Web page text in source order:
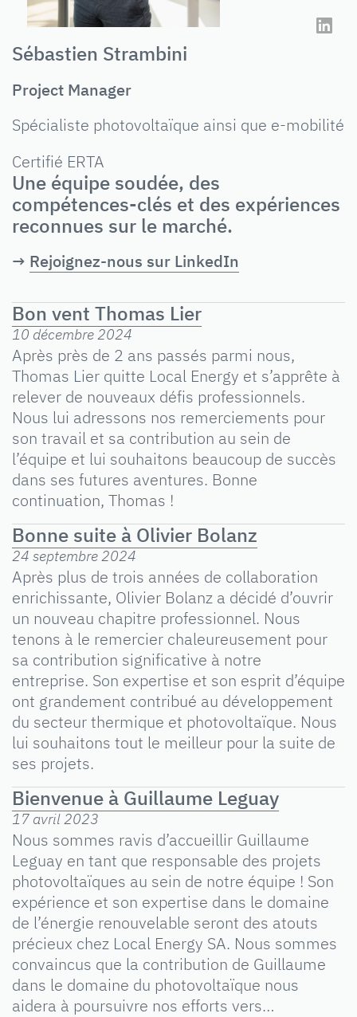
Sébastien Strambini
Project Manager
Spécialiste photovoltaïque ainsi que e-mobilité
Certifié ERTA
Une équipe soudée, des
compétences-clés et des expériences
reconnues sur le marché.
→ Rejoignez-nous sur LinkedIn
Bon vent Thomas Lier
10 décembre 2024
Après près de 2 ans passés parmi nous,
Thomas Lier quitte Local Energy et s’apprête à
relever de nouveaux défis professionnels.
Nous lui adressons nos remerciements pour
son travail et sa contribution au sein de
l’équipe et lui souhaitons beaucoup de succès
dans ses futures aventures. Bonne
continuation, Thomas !
Bonne suite à Olivier Bolanz
24 septembre 2024
Après plus de trois années de collaboration
enrichissante, Olivier Bolanz a décidé d’ouvrir
un nouveau chapitre professionnel. Nous
tenons à le remercier chaleureusement pour
sa contribution significative à notre
entreprise. Son expertise et son esprit d’équipe
ont grandement contribué au développement
du secteur thermique et photovoltaïque. Nous
lui souhaitons tout le meilleur pour la suite de
ses projets.
Bienvenue à Guillaume Leguay
17 avril 2023
Nous sommes ravis d’accueillir Guillaume
Leguay en tant que responsable des projets
photovoltaïques au sein de notre équipe ! Son
expérience et son expertise dans le domaine
de l’énergie renouvelable seront des atouts
précieux chez Local Energy SA. Nous sommes
convaincus que la contribution de Guillaume
dans le domaine du photovoltaïque nous
aidera à poursuivre nos efforts vers…